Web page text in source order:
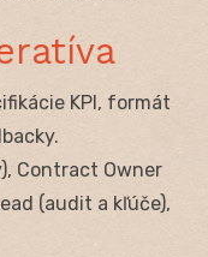
KPI, formát
Contract Owner
(audit a kľúče),